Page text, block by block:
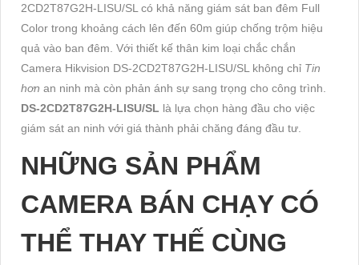
2CD2T87G2H-LISU/SL có khả năng giám sát ban đêm Full
Color trong khoảng cách lên đến 60m giúp chống trộm hiệu
quả vào ban đêm. Với thiết kế thân kim loại chắc chắn
Camera Hikvision DS-2CD2T87G2H-LISU/SL không chỉ Tin
hơn an ninh mà còn phản ánh sự sang trọng cho công trình.
DS-2CD2T87G2H-LISU/SL là lựa chọn hàng đầu cho việc
giám sát an ninh với giá thành phải chăng đáng đầu tư.
NHỮNG SẢN PHẨM
CAMERA BÁN CHẠY CÓ
THỂ THAY THẾ CÙNG